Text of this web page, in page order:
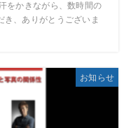
をかきながら、数時間の
き、ありがとうございま
お知らせ